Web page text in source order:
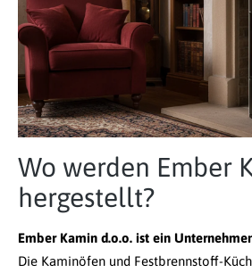
Wo werden Ember
hergestellt?
Ember Kamin d.o.o. ist ein
Die Kaminöfen und Festbrennstoff-